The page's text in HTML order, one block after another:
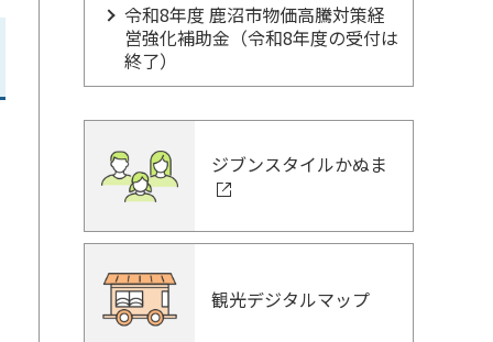
令和8年度 鹿沼市物価高騰対策経
営強化補助金（令和8年度の受付は
終了）
ジブンスタイルかぬま
観光デジタルマップ